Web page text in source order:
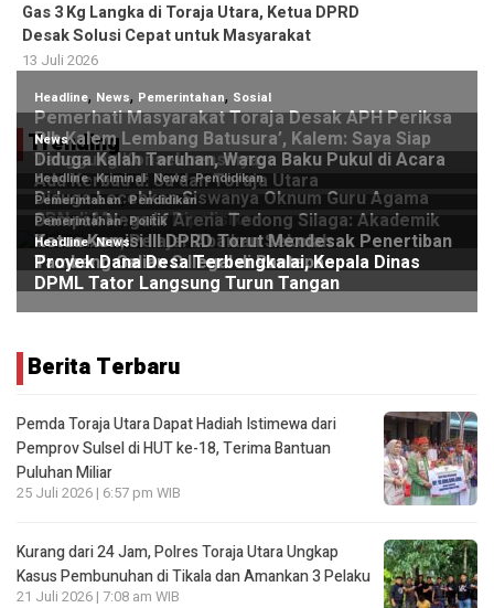
Gas 3 Kg Langka di Toraja Utara, Ketua DPRD
Desak Solusi Cepat untuk Masyarakat
13 Juli 2026
Trending
Berita Terbaru
Pemda Toraja Utara Dapat Hadiah Istimewa dari
Pemprov Sulsel di HUT ke-18, Terima Bantuan
Puluhan Miliar
25 Juli 2026 | 6:57 pm WIB
Kurang dari 24 Jam, Polres Toraja Utara Ungkap
Kasus Pembunuhan di Tikala dan Amankan 3 Pelaku
21 Juli 2026 | 7:08 am WIB